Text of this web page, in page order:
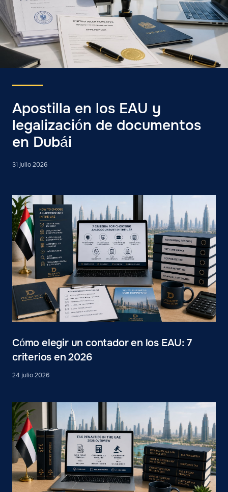
Apostilla en los EAU y
legalización de documentos
en Dubái
31 julio 2026
Cómo elegir un contador en los EAU: 7
criterios en 2026
24 julio 2026